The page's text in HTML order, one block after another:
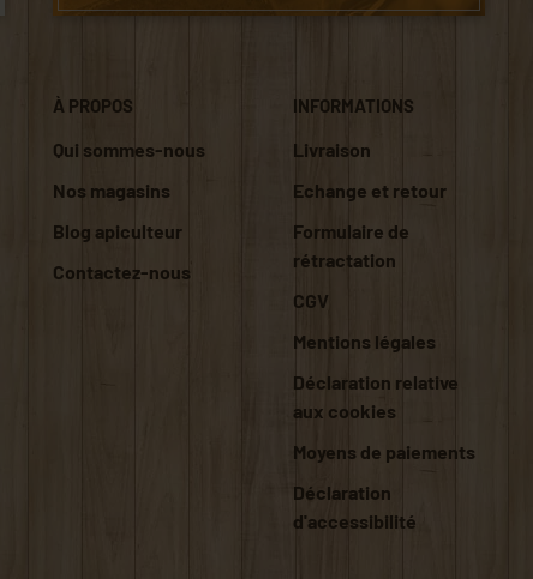
À PROPOS
Qui sommes-nous
Nos magasins
Blog apiculteur
Contactez-nous
INFORMATIONS
Livraison
Echange et retour
Formulaire de
rétractation
CGV
Mentions légales
Déclaration relative
aux cookies
Moyens de paiements
Déclaration
d'accessibilité